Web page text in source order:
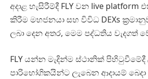
අදාළ හැසිරීම්දී FLY වන live
කිරීම මහජනයා සහ විවිධ DEXs
ලබා දෙන අතර, මෙම පද්ධතිය වැදගත්
FLY යන්න මැදින්ම ස්ථානික් පිහිටුවීමේදී
පාරිභෝගිකයින්ට ලැබෙන ආදායම්